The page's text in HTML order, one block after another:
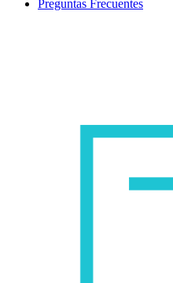
Preguntas Frecuentes